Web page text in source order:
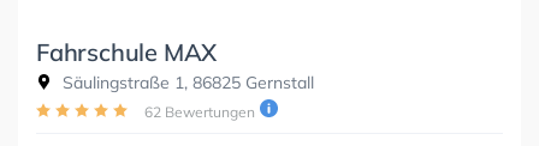
Fahrschule MAX
Säulingstraße 1, 86825 Gernstall
62 Bewertungen